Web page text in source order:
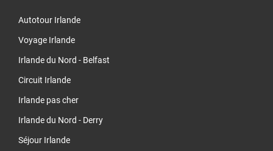
Autotour Irlande
Voyage Irlande
Irlande du Nord - Belfast
Circuit Irlande
Irlande pas cher
Irlande du Nord - Derry
Séjour Irlande